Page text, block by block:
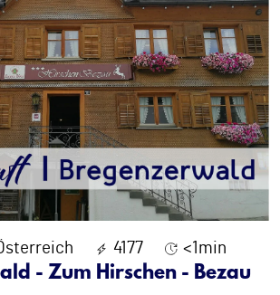
4177 <1min
- Zum Hirschen - Bezau